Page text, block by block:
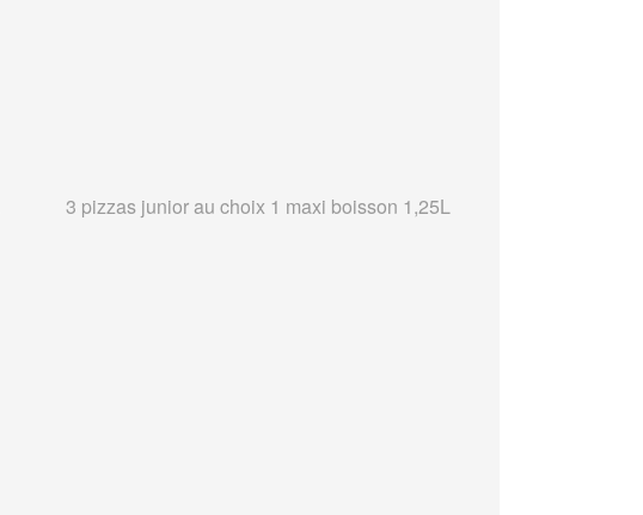
3 pizzas junior au choix 1 maxi boisson 1,25L